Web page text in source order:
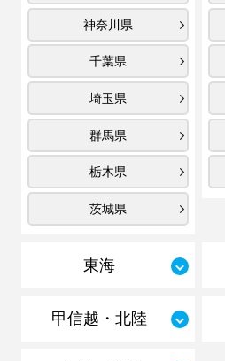
神奈川県
千葉県
埼玉県
群馬県
栃木県
茨城県
東海
甲信越・北陸